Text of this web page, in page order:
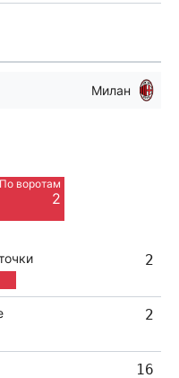
Милан
По воротам
2
2
2
16